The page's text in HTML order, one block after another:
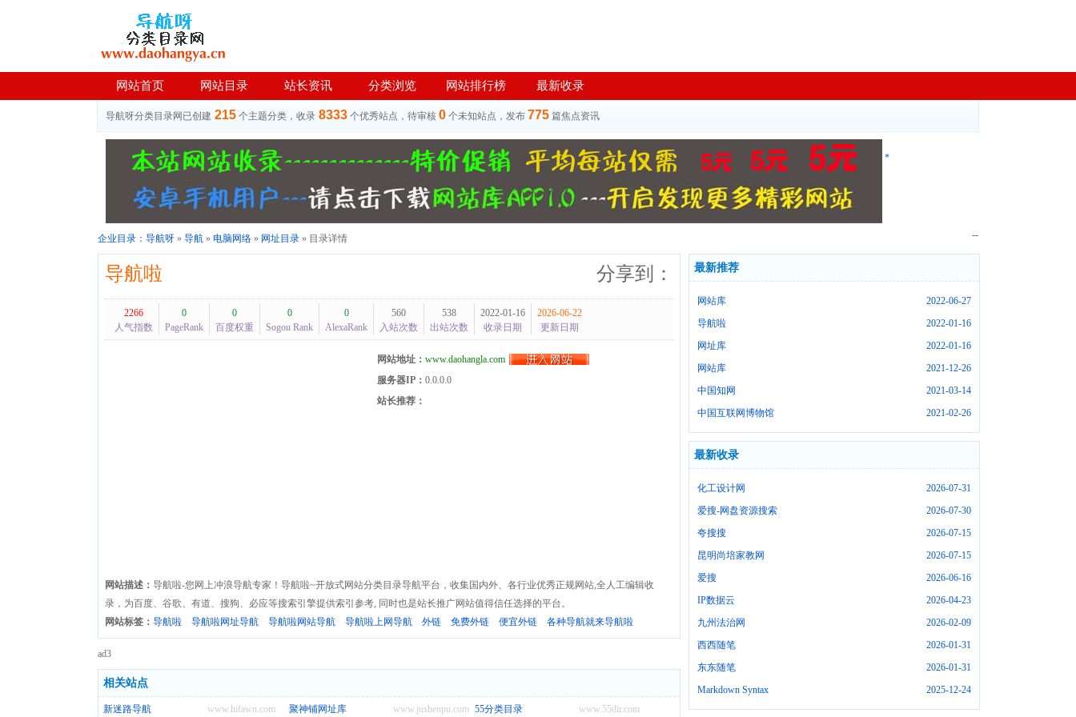
网站首页 网站目录 站长资讯 分类浏览 网站排行榜 最新收录
导航呀分类目录网已创建 215 个主题分类，收录 8333 个优秀站点，待审核 0 个未知站点，发布 775 篇焦点资讯
*
--
企业目录： 导航呀 » 导航 » 电脑网络 » 网址目录 » 目录详情
分享到：
导航啦
2266
人气指数
0
PageRank
0
百度权重
0
Sogou Rank
0
AlexaRank
560
入站次数
538
出站次数
2022-01-16
收录日期
2026-06-22
更新日期
网站地址： www.daohangla.com
服务器IP： 0.0.0.0
站长推荐：
网站描述： 导航啦-您网上冲浪导航专家！导航啦~开放式网站分类目录导航平台，收集国内外、各行业优秀正规网站,全人工编辑收
录，为百度、谷歌、有道、搜狗、必应等搜索引擎提供索引参考, 同时也是站长推广网站值得信任选择的平台。
网站标签： 导航啦 导航啦网址导航 导航啦网站导航 导航啦上网导航 外链 免费外链 便宜外链 各种导航就来导航啦
ad3
相关站点
www.hifawn.com
新迷路导航 www.jushenpu.com
聚神铺网址库 www.55dir.com
55分类目录
最新推荐
2022-06-27
网站库
2022-01-16
导航啦
2022-01-16
网址库
2021-12-26
网站库
2021-03-14
中国知网
2021-02-26
中国互联网博物馆
最新收录
2026-07-31
化工设计网
2026-07-30
爱搜-网盘资源搜索
2026-07-15
夸搜搜
2026-07-15
昆明尚培家教网
2026-06-16
爱搜
2026-04-23
IP数据云
2026-02-09
九州法治网
2026-01-31
西西随笔
2026-01-31
东东随笔
2025-12-24
Markdown Syntax